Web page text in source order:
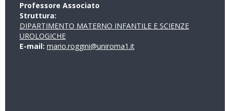
Professore Associato
Struttura:
DIPARTIMENTO MATERNO INFANTILE E SCIENZE
UROLOGICHE
E-mail: mario.roggini@uniroma1.it